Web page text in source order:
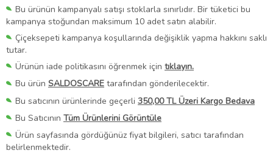
Bu ürünün kampanyalı satışı stoklarla sınırlıdır. Bir tüketici bu
kampanya stoğundan maksimum 10 adet satın alabilir.
Çiçeksepeti kampanya koşullarında değişiklik yapma hakkını saklı
tutar.
Ürünün iade politikasını öğrenmek için tıklayın.
Bu ürün SALDOSCARE tarafından gönderilecektir.
Bu satıcının ürünlerinde geçerli 350,00 TL Üzeri Kargo Bedava
Bu Satıcının Tüm Ürünlerini Görüntüle
Ürün sayfasında gördüğünüz fiyat bilgileri, satıcı tarafından
belirlenmektedir.